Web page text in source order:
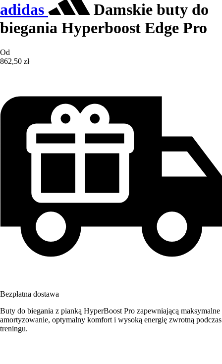
adidas
Damskie buty do
biegania Hyperboost Edge Pro
Od
862,50 zł
Bezpłatna dostawa
Buty do biegania z pianką HyperBoost Pro zapewniającą maksymalne
amortyzowanie, optymalny komfort i wysoką energię zwrotną podczas
treningu.